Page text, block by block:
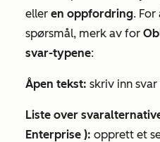
eller en oppfordring.
spørsmål, merk av for
svar-typene:
Åpen tekst: skriv inn
Liste over
Enterprise ): opprett et